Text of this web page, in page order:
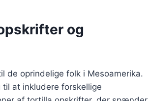
og
de oprindelige folk i Mesoamerika.
at inkludere forskellige